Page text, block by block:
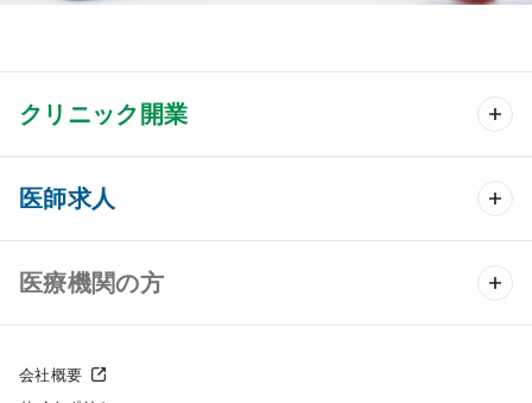
クリニック開業
クリニック開業 TOP
クリニック物件検索
クリニックの開業スタイル
医師求人
医師求人 TOP
常勤求人検索
医療機関の方
会社概要